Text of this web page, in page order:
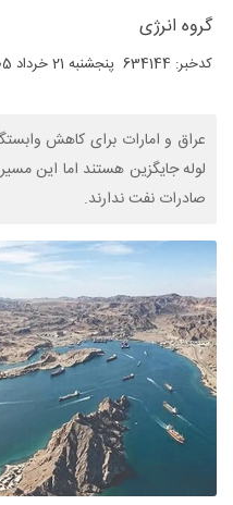
گروه انرژی
کدخبر: 634144 پنجشنبه 21 خرداد 1405
عراق و امارات برای کاهش
لوله جایگزین هستند اما این
صادرات نفت ندارند.